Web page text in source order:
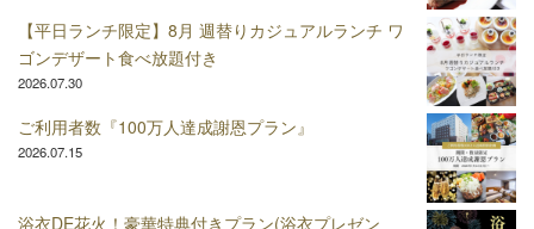
【平日ランチ限定】8月 週替りカジュアルランチ ワ
ゴンデザート食べ放題付き
2026.07.30
ご利用者数『100万人達成謝恩プラン』
2026.07.15
浴衣DE花火！豪華特典付きプラン(浴衣プレゼン